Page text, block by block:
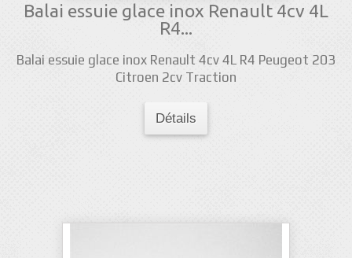
Balai essuie glace inox Renault 4cv 4L
R4...
Balai essuie glace inox Renault 4cv 4L R4 Peugeot 203
Citroen 2cv Traction
Détails